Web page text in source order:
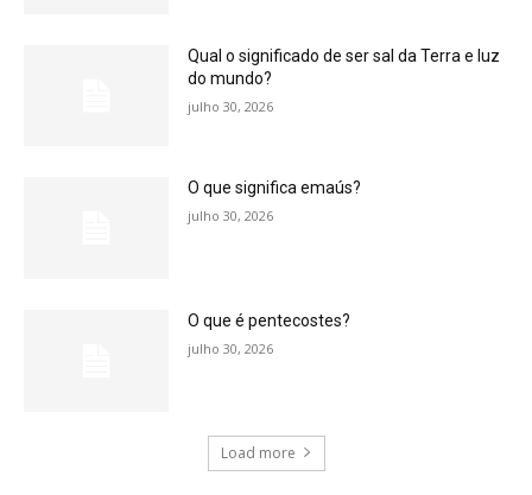
Qual o significado de ser sal da Terra e luz
do mundo?
julho 30, 2026
O que significa emaús?
julho 30, 2026
O que é pentecostes?
julho 30, 2026
Load more